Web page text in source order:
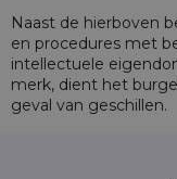
Naast de hierboven
en procedures met
intellectuele
merk, dient het
geval van geschillen.